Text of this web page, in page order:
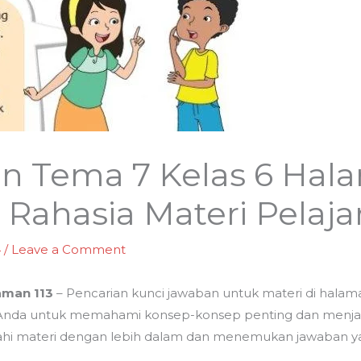
Tema 7 Kelas 6
Materi
/ Leave a Comment
113 – Pencarian kunci jawaban untuk materi di
untuk memahami konsep-konsep penting dan
materi dengan lebih dalam dan menemukan jawaban